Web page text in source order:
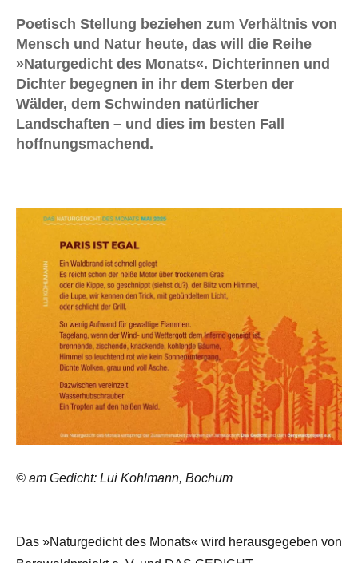
Poetisch Stellung beziehen zum Verhältnis von
Mensch und Natur heute, das will die Reihe
»Naturgedicht des Monats«. Dichterinnen und
Dichter begegnen in ihr dem Sterben der
Wälder, dem Schwinden natürlicher
Landschaften – und dies im besten Fall
hoffnungsmachend.
© am Gedicht: Lui Kohlmann, Bochum
Das »Naturgedicht des Monats« wird herausgegeben von